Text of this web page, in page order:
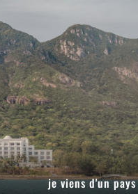
je viens d'un